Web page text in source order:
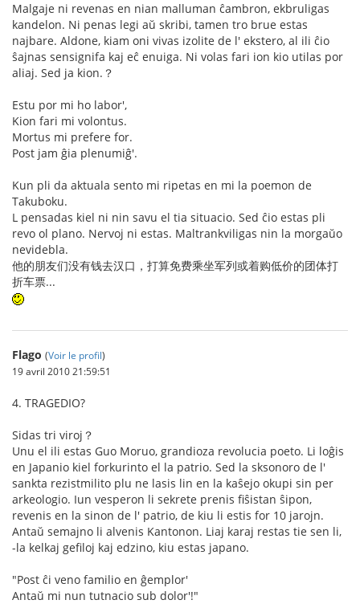
Malgaje ni revenas en nian malluman ĉambron, ekbruligas
kandelon. Ni penas legi aŭ skribi, tamen tro brue estas
najbare. Aldone, kiam oni vivas izolite de l' ekstero, al ili ĉio
ŝajnas sensignifa kaj eĉ enuiga. Ni volas fari ion kio utilas por
aliaj. Sed ja kion.？
Estu por mi ho labor',
Kion fari mi volontus.
Mortus mi prefere for.
Post jam ĝia plenumiĝ'.
Kun pli da aktuala sento mi ripetas en mi la poemon de
Takuboku.
L pensadas kiel ni nin savu el tia situacio. Sed ĉio estas pli
revo ol plano. Nervoj ni estas. Maltrankviligas nin la morgaŭo
nevidebla.
他的朋友们没有钱去汉口，打算免费乘坐军列或着购低价的团体打
折车票...
Flago (Voir le profil)
19 avril 2010 21:59:51
4. TRAGEDIO?
Sidas tri viroj？
Unu el ili estas Guo Moruo, grandioza revolucia poeto. Li loĝis
en Japanio kiel forkurinto el la patrio. Sed la sksonoro de l'
sankta rezistmilito plu ne lasis lin en la kaŝejo okupi sin per
arkeologio. Iun vesperon li sekrete prenis fiŝistan ŝipon,
revenis en la sinon de l' patrio, de kiu li estis for 10 jarojn.
Antaŭ semajno li alvenis Kantonon. Liaj karaj restas tie sen li,
-la kelkaj gefiloj kaj edzino, kiu estas japano.
"Post ĉi veno familio en ĝemplor'
Antaŭ mi nun tutnacio sub dolor'!"